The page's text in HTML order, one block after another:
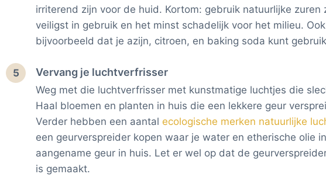
irriterend zijn voor de huid. Kortom: gebruik natuurlijke zuren
veiligst in gebruik en het minst schadelijk voor het milieu.
bijvoorbeeld dat je azijn, citroen, en baking soda kunt
5 Vervang je luchtverfrisser
Weg met die luchtverfrisser met kunstmatige luchtjes die
Haal bloemen en planten in huis die een lekkere geur
Verder hebben een aantal ecologische merken natuurlijke
een geurverspreider kopen waar je water en etherische olie
aangename geur in huis. Let er wel op dat de
is gemaakt.